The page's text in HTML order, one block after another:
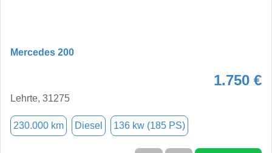
Mercedes 200
1.750 €
Lehrte, 31275
230.000 km Diesel 136 kw (185 PS)